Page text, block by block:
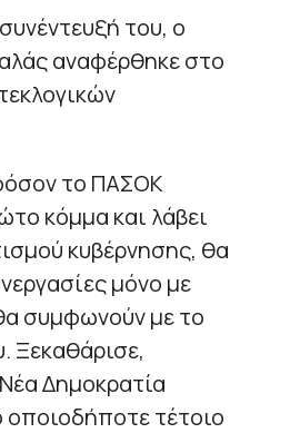
του, ο
αναφέρθηκε στο
το ΠΑΣΟΚ
κόμμα και λάβει
κυβέρνησης, θα
μόνο με
συμφωνούν με το
Ξεκαθάρισε,
Δημοκρατία
οποιοδήποτε τέτοιο